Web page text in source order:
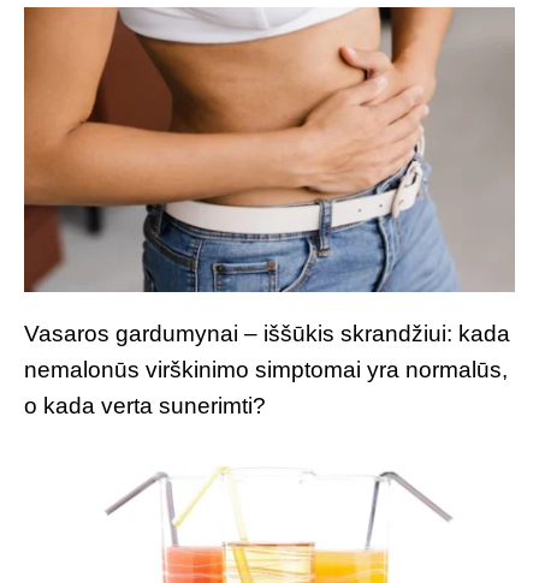
Vasaros gardumynai – iššūkis skrandžiui: kada
nemalonūs virškinimo simptomai yra normalūs,
o kada verta sunerimti?